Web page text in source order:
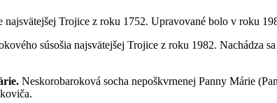
najsvätejšej Trojice z roku 1752. Upravované bolo v roku
súsošia najsvätejšej Trojice z roku 1982. Nachádza
Neskorobaroková socha nepoškvrnenej Panny Márie